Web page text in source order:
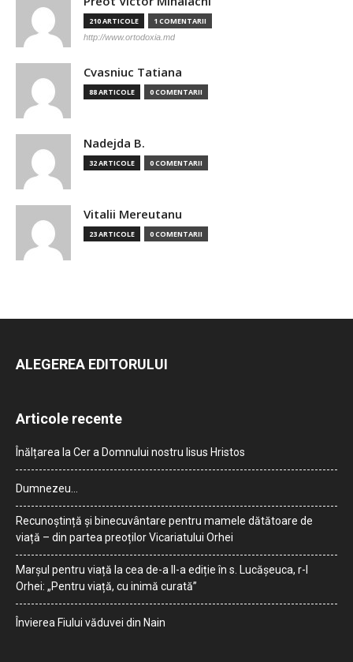
210 ARTICOLE 1 COMENTARII
http://www.ortodoxia.md
Cvasniuc Tatiana
88 ARTICOLE 0 COMENTARII
Nadejda B.
32 ARTICOLE 0 COMENTARII
Vitalii Mereutanu
23 ARTICOLE 0 COMENTARII
ALEGEREA EDITORULUI
Articole recente
Înălțarea la Cer a Domnului nostru Iisus Hristos
Dumnezeu…
Recunoștință și binecuvântare pentru mamele dătătoare de
viață – din partea preoților Vicariatului Orhei
Marșul pentru viață la cea de-a II-a ediție în s. Lucășeuca, r-l
Orhei: „Pentru viață, cu inimă curată”
Învierea Fiului văduvei din Nain